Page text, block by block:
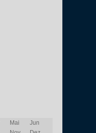
Mai
Jun